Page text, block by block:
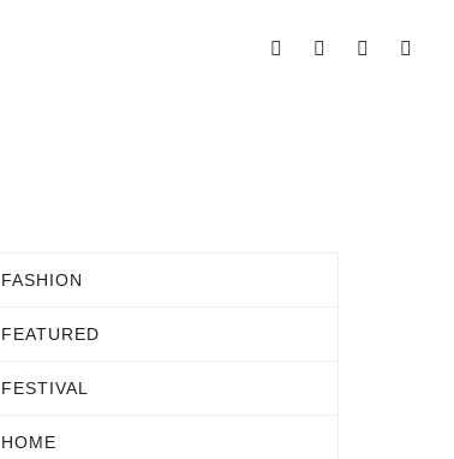
FASHION
FEATURED
FESTIVAL
HOME